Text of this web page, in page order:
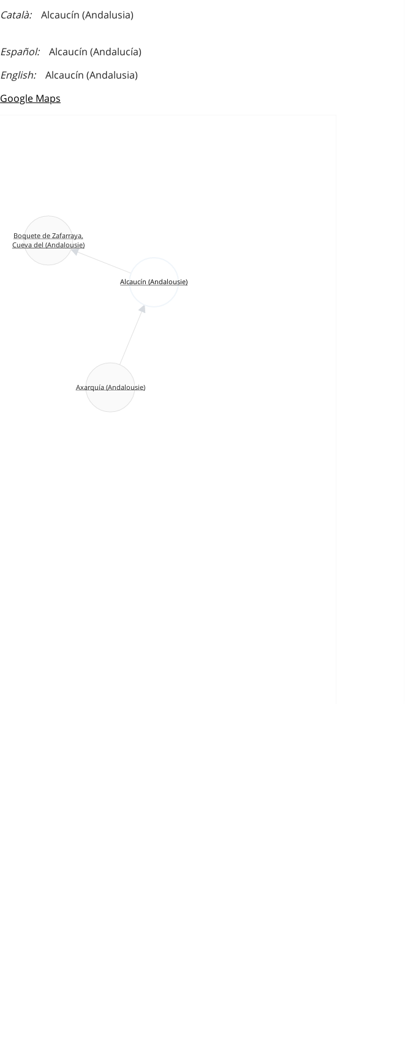
Català Alcaucín (Andalusia)
Español
Alcaucín (Andalucía)
English
Alcaucín (Andalusia)
Google Maps
Alcaucín (Andalousie)
Axarquía (Andalousie)
Boquete de Zafarraya,
Cueva del (Andalousie)